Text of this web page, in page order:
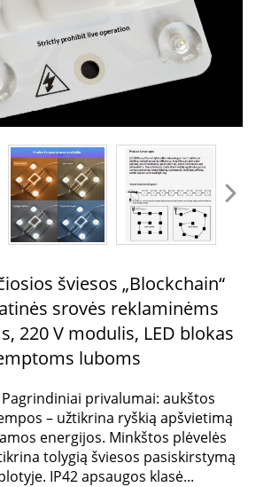
šviesos „Blockchain“
srovės reklaminėms
220 V modulis, LED blokas
luboms
privalumai: aukštos
– užtikrina ryškią apšvietimą
energijos. Minkštos plėvelės
tolygią šviesos pasiskirstymą
IP42 apsaugos klasė...